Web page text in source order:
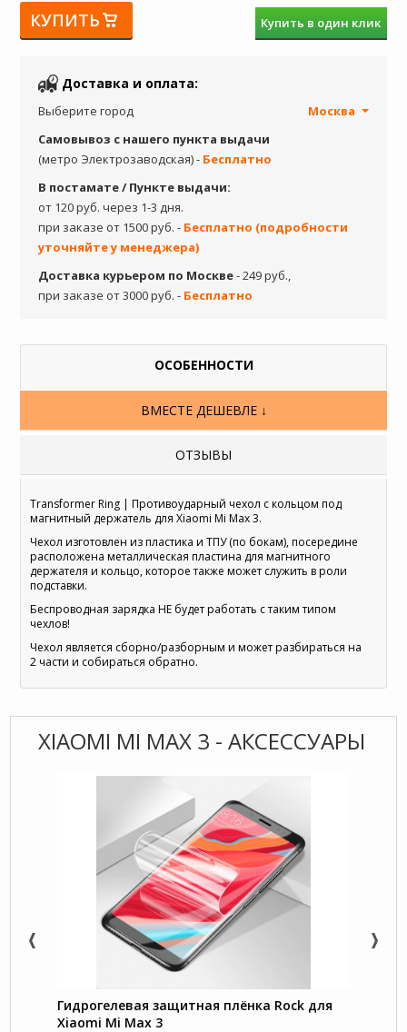
КУПИТЬ Купить в один клик
Доставка и оплата:
Выберите город
Москва
Самовывоз с нашего пункта выдачи
(метро Электрозаводская) - Бесплатно
В постамате / Пункте выдачи:
от 120 руб. через 1-3 дня.
при заказе от 1500 руб. - Бесплатно (подробности
уточняйте у менеджера)
Доставка курьером по Москве- 249 руб.,
при заказе от 3000 руб. - Бесплатно
ОСОБЕННОСТИ
ВМЕСТЕ ДЕШЕВЛЕ ↓
ОТЗЫВЫ
Transformer Ring | Противоударный чехол с кольцом под
магнитный держатель для Xiaomi Mi Max 3.
Чехол изготовлен из пластика и ТПУ (по бокам), посередине
расположена металлическая пластина для магнитного
держателя и кольцо, которое также может служить в роли
подставки.
Беспроводная зарядка НЕ будет работать с таким типом
чехлов!
Чехол является сборно/разборным и может разбираться на
2 части и собираться обратно.
XIAOMI MI MAX 3 - АКСЕССУАРЫ
Гидрогелевая защитная плёнка Rock для
Xiaomi Mi Max 3